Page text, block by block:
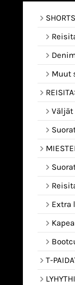
Muut
Suorat
Extra
T-